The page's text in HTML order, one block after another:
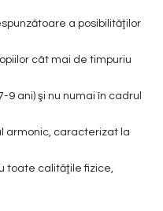
a posibilităţilor
cât mai de timpuriu
ani) şi nu numai în cadrul
armonic, caracterizat la
toate calităţile fizice,